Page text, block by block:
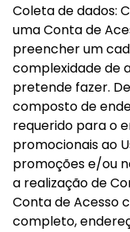
Coleta de dados:
uma Conta de
preencher um
complexidade de
pretende fazer.
composto de
requerido para o
promocionais ao
promoções e/ou
a realização de
Conta de Acesso
completo,